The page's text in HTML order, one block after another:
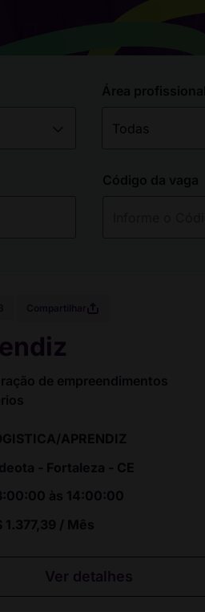
de empreendimentos
APRENDIZ
- Fortaleza - CE
às 14:00:00
1.377,39 / Mês
Ver detalhes